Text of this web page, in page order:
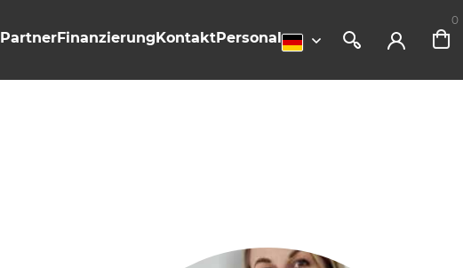
PartnerFinanzierungKontaktPersonal
0